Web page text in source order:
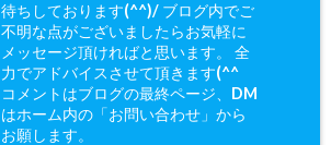
待ちしております(^^)/ ブログ内でご
不明な点がございましたらお気軽に
メッセージ頂ければと思います。 全
力でアドバイスさせて頂きます(^^ゞ
コメントはブログの最終ページ、DM
はホーム内の「お問い合わせ」から
お願します。